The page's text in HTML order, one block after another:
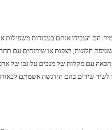
הם העבידו אותם בעבודות
חלונות, רצפות או שירותים עם
הכאה עם מקלות של מגבים על גבו של
לשיר שירים בהם הודגשה אשמתם